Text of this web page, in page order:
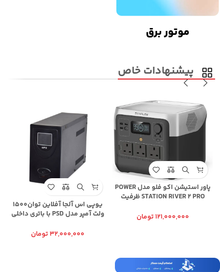
موتور برق
پیشنهادات خاص
پاور استیشن اکو فلو مدل POWER
STATION RIVER 2 PRO ظرفیت
باتری 768 وات ساعت
121,000,000 تومان
یوپی اس آلجا آفلاین توان1500
ولت آمپر مدل PSD با باتری داخلی
32,000,000 تومان